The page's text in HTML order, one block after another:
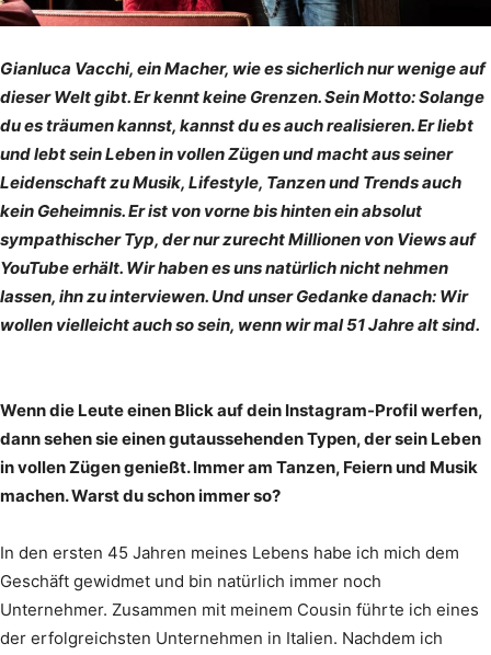
Gianluca Vacchi, ein Macher, wie es sicherlich nur wenige auf
dieser Welt gibt. Er kennt keine Grenzen. Sein Motto: Solange
du es träumen kannst, kannst du es auch realisieren. Er liebt
und lebt sein Leben in vollen Zügen und macht aus seiner
Leidenschaft zu Musik, Lifestyle, Tanzen und Trends auch
kein Geheimnis. Er ist von vorne bis hinten ein absolut
sympathischer Typ, der nur zurecht Millionen von Views auf
YouTube erhält. Wir haben es uns natürlich nicht nehmen
lassen, ihn zu interviewen. Und unser Gedanke danach: Wir
wollen vielleicht auch so sein, wenn wir mal 51 Jahre alt sind.
Wenn die Leute einen Blick auf dein Instagram-Profil werfen,
dann sehen sie einen gutaussehenden Typen, der sein Leben
in vollen Zügen genießt. Immer am Tanzen, Feiern und Musik
machen. Warst du schon immer so?
In den ersten 45 Jahren meines Lebens habe ich mich dem
Geschäft gewidmet und bin natürlich immer noch
Unternehmer. Zusammen mit meinem Cousin führte ich eines
der erfolgreichsten Unternehmen in Italien. Nachdem ich